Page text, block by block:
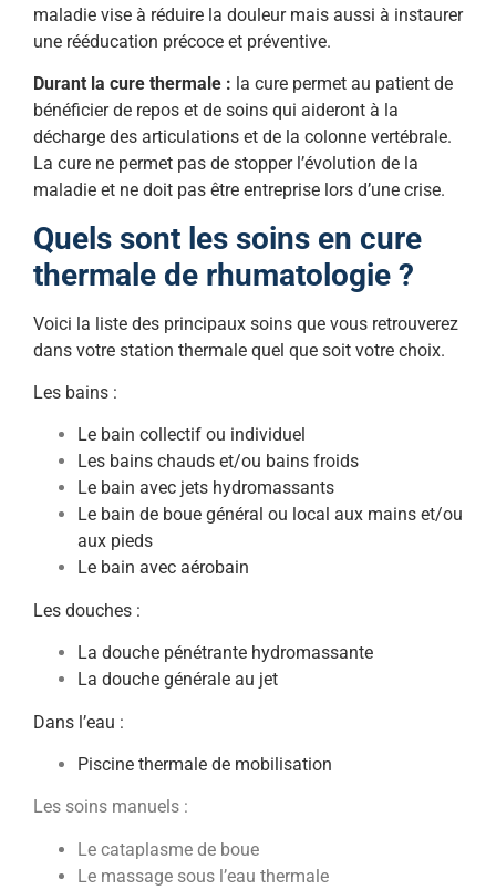
maladie vise à réduire la douleur mais aussi à instaurer
une rééducation précoce et préventive.
Durant la cure thermale : la cure permet au patient de
bénéficier de repos et de soins qui aideront à la
décharge des articulations et de la colonne vertébrale.
La cure ne permet pas de stopper l’évolution de la
maladie et ne doit pas être entreprise lors d’une crise.
Quels sont les soins en cure
thermale de rhumatologie ?
Voici la liste des principaux soins que vous retrouverez
dans votre station thermale quel que soit votre choix.
Les bains :
Le bain collectif ou individuel
Les bains chauds et/ou bains froids
Le bain avec jets hydromassants
Le bain de boue général ou local aux mains et/ou
aux pieds
Le bain avec aérobain
Les douches :
La douche pénétrante hydromassante
La douche générale au jet
Dans l’eau :
Piscine thermale de mobilisation
Les soins manuels :
Le cataplasme de boue
Le massage sous l’eau thermale